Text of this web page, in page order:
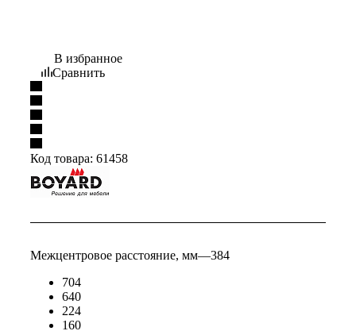
В избранное
Сравнить
Код товара: 61458
Межцентровое расстояние, мм—384
704
640
224
160